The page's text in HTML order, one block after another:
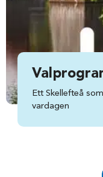
Ett Skellefteå
vardagen